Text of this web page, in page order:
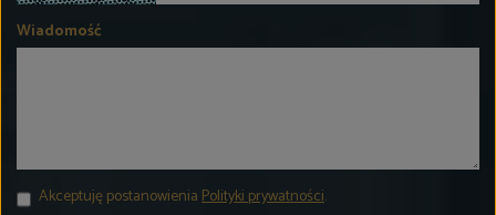
Wiadomość
Akceptuję postanowieniaPolityki prywatności.